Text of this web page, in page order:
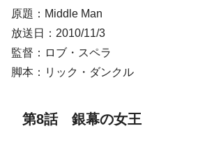
原題：Middle Man
放送日：2010/11/3
監督：ロブ・スペラ
脚本：リック・ダンクル
第8話 銀幕の女王